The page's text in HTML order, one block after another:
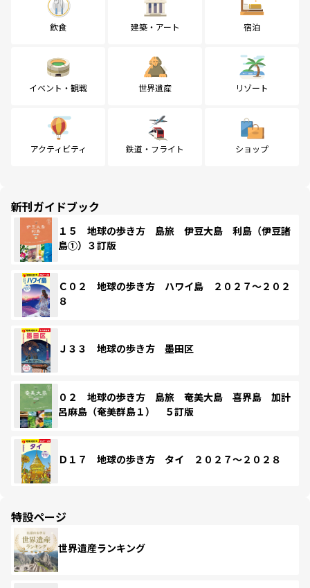
飲食 建築・アート 宿泊
イベント・観戦 世界遺産 リゾート
アクティビティ 鉄道・フライト ショップ
新刊ガイドブック
１５ 地球の歩き方 島旅 伊豆大島 利島（伊豆諸
島①）３訂版
Ｃ０２ 地球の歩き方 ハワイ島 ２０２７～２０２
８
Ｊ３３ 地球の歩き方 墨田区
０２ 地球の歩き方 島旅 奄美大島 喜界島 加計
呂麻島（奄美群島１） ５訂版
Ｄ１７ 地球の歩き方 タイ ２０２７～２０２８
特設ページ
世界遺産ランキング